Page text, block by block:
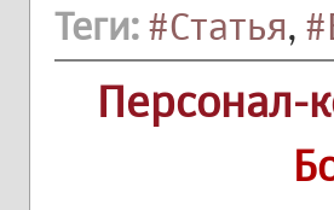
Теги: #Статья,
Персонал-